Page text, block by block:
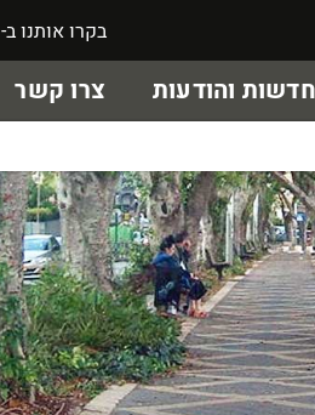
בקרו אותנו ב-
חדשות והודעות צרו קשר